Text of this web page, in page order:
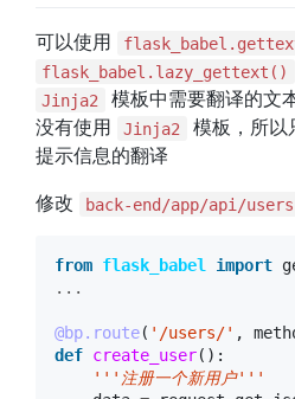
可以使用
flask_babel.lazy_gettext()
Jinja2
模板中需要翻译的文
没有使用
Jinja2
模板，所以
提示信息的翻译
修改
back-end/app/api/
from flask_babel import
...
@bp.route( '/users/' ,
def create_user():
'''注册一个新用户'''